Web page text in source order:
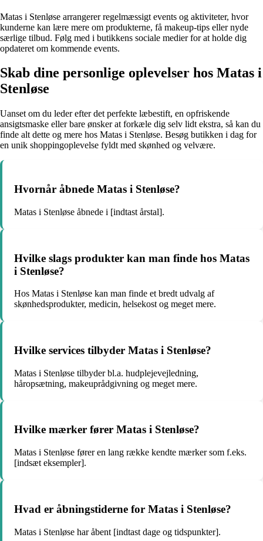
Matas i Stenløse arrangerer regelmæssigt events og aktiviteter, hvor
kunderne kan lære mere om produkterne, få makeup-tips eller nyde
særlige tilbud. Følg med i butikkens sociale medier for at holde dig
opdateret om kommende events.
Skab dine personlige oplevelser hos Matas i
Stenløse
Uanset om du leder efter det perfekte læbestift, en opfriskende
ansigtsmaske eller bare ønsker at forkæle dig selv lidt ekstra, så kan du
finde alt dette og mere hos Matas i Stenløse. Besøg butikken i dag for
en unik shoppingoplevelse fyldt med skønhed og velvære.
Hvornår åbnede Matas i Stenløse?
Matas i Stenløse åbnede i [indtast årstal].
Hvilke slags produkter kan man finde hos Matas
i Stenløse?
Hos Matas i Stenløse kan man finde et bredt udvalg af
skønhedsprodukter, medicin, helsekost og meget mere.
Hvilke services tilbyder Matas i Stenløse?
Matas i Stenløse tilbyder bl.a. hudplejevejledning,
håropsætning, makeuprådgivning og meget mere.
Hvilke mærker fører Matas i Stenløse?
Matas i Stenløse fører en lang række kendte mærker som f.eks.
[indsæt eksempler].
Hvad er åbningstiderne for Matas i Stenløse?
Matas i Stenløse har åbent [indtast dage og tidspunkter].